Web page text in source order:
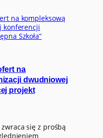
na
dwudniowej
projekt
się z prośbą